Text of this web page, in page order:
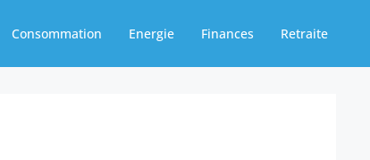
Consommation Energie Finances Retraite